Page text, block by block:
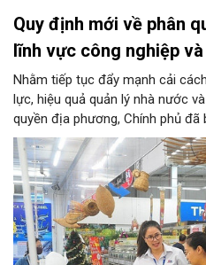
Quy định mới về phân
lĩnh vực công nghiệp
Nhằm tiếp tục đẩy mạnh cải
lực, hiệu quả quản lý nhà nước
quyền địa phương, Chính phủ
146/2025/NĐ-CP ngày 12/6/
cấp trong lĩnh vực công nghiệp
vực bảo vệ quyền lợi người tiêu
trọng được phân cấp cho địa
hỗ trợ người tiêu dùng đến gần